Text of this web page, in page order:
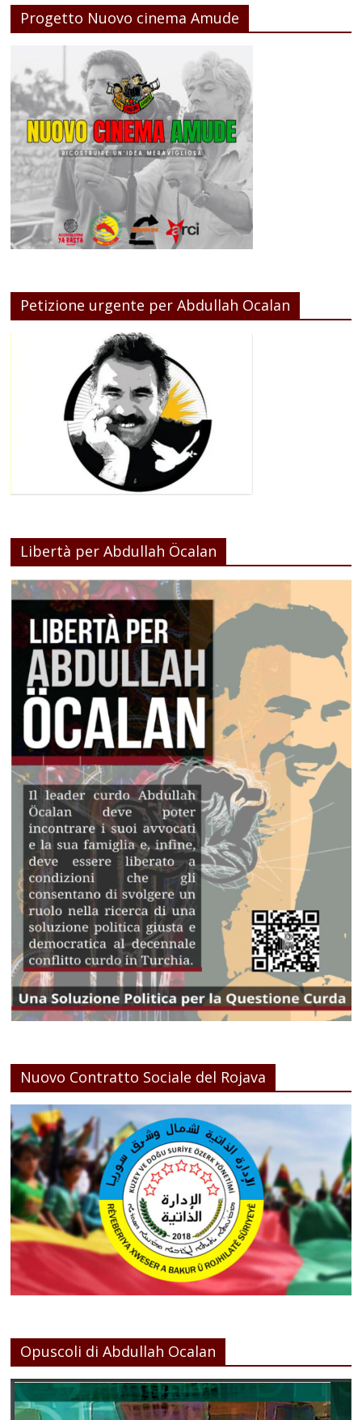
Progetto Nuovo cinema Amude
Petizione urgente per Abdullah Ocalan
Libertà per Abdullah Öcalan
Nuovo Contratto Sociale del Rojava
Opuscoli di Abdullah Ocalan